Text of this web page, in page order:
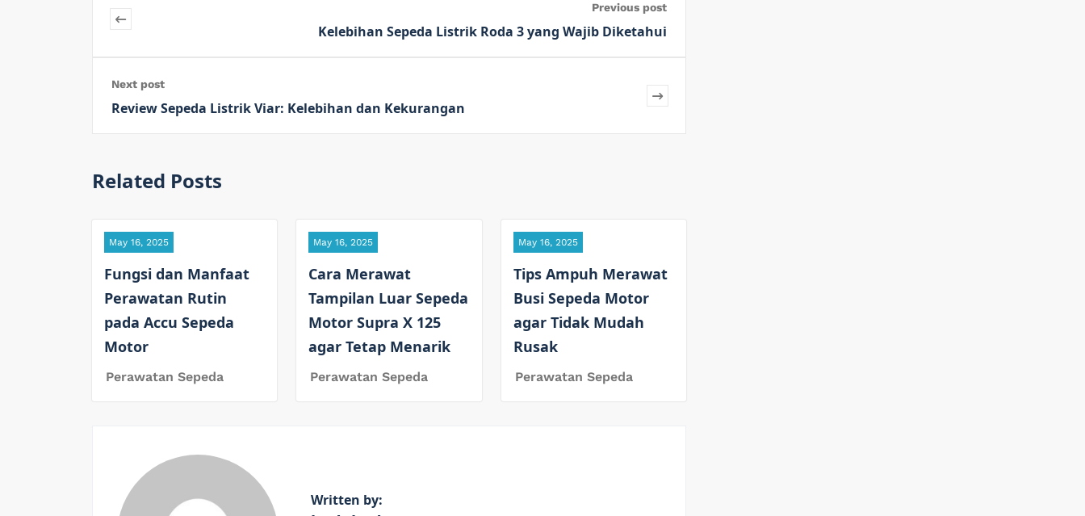
Previous post
Kelebihan Sepeda Listrik Roda 3 yang Wajib Diketahui
Next post
Review Sepeda Listrik Viar: Kelebihan dan Kekurangan
Related Posts
May 16, 2025
Fungsi dan Manfaat
Perawatan Rutin
pada Accu Sepeda
Motor
Perawatan Sepeda
May 16, 2025
Cara Merawat
Tampilan Luar Sepeda
Motor Supra X 125
agar Tetap Menarik
Perawatan Sepeda
May 16, 2025
Tips Ampuh Merawat
Busi Sepeda Motor
agar Tidak Mudah
Rusak
Perawatan Sepeda
Written by: